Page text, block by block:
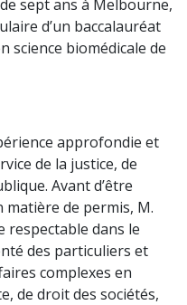
sept ans à Melbourne,
d’un baccalauréat
science biomédicale de
approfondie et
de la justice, de
Avant d’être
matière de permis, M.
respectable dans le
des particuliers et
complexes en
de droit des sociétés,